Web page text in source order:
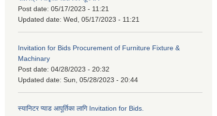
Post date: 05/17/2023 - 11:21
Updated date: Wed, 05/17/2023 - 11:21
Invitation for Bids Procurement of Furniture Fixture &
Machinary
Post date: 04/28/2023 - 20:32
Updated date: Sun, 05/28/2023 - 20:44
स्यानिटर प्याड आपूर्तिका लागि Invitation for Bids.